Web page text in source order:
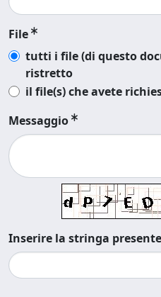
File
tutti i file (di questo
ristretto
il file(s) che avete
Messaggio
Inserire la stringa